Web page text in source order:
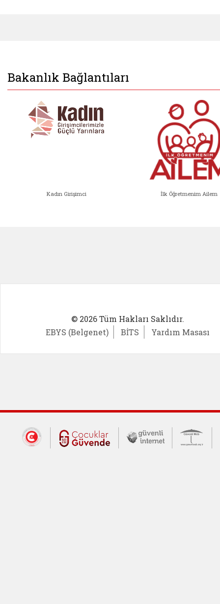
Bakanlık Bağlantıları
Kadın Girişimci İlk Öğretmenim Ailem
© 2026 Tüm Hakları Saklıdır.
EBYS (Belgenet)
BİTS Yardım Masası
Dış Bağlantılar
Cumhurbaşkanlığı İletişim Merkezi
Çocuklar Güvende (yeni
Güvenli